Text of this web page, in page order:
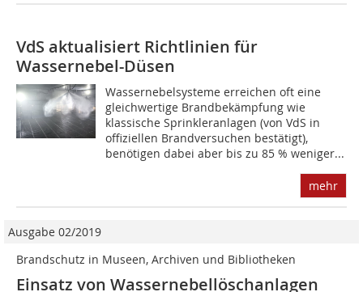
VdS aktualisiert Richtlinien für
Wassernebel-Düsen
Wassernebelsysteme erreichen oft eine
gleichwertige Brandbekämpfung wie
klassische Sprinkleranlagen (von VdS in
offiziellen Brandversuchen bestätigt),
benötigen dabei aber bis zu 85 % weniger...
mehr
Ausgabe 02/2019
Brandschutz in Museen, Archiven und Bibliotheken
Einsatz von Wassernebellöschanlagen